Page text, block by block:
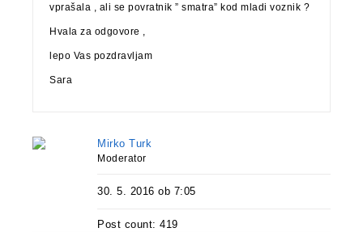
vprašala , ali se povratnik ” smatra” kod mladi voznik ?
Hvala za odgovore ,
lepo Vas pozdravljam
Sara
Mirko Turk
Moderator
30. 5. 2016 ob 7:05
Post count: 419